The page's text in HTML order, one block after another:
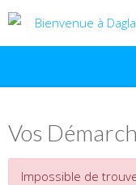
Vos
Impossible de